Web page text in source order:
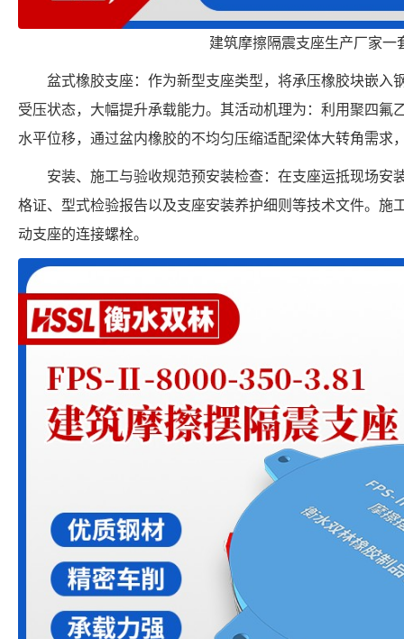
建筑摩擦隔震支座生产厂家一
盆式橡胶支座：作为新型支座类型，将承压橡胶块嵌入
受压状态，大幅提升承载能力。其活动机理为：利用聚四氟
水平位移，通过盆内橡胶的不均匀压缩适配梁体大转角需求
安装、施工与验收规范预安装检查：在支座运抵现场安
格证、型式检验报告以及支座安装养护细则等技术文件。施
动支座的连接螺栓。